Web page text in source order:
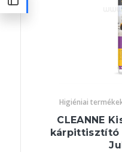
Higiéniai
CLEANNE
kárpittisztító